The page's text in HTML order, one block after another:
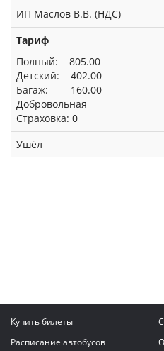
ИП Маслов В.В. (НДС)
Тариф
Полный: 805.00
Детский: 402.00
Багаж: 160.00
Добровольная
Страховка: 0
Ушёл
Купить билеты
Расписание автобусов